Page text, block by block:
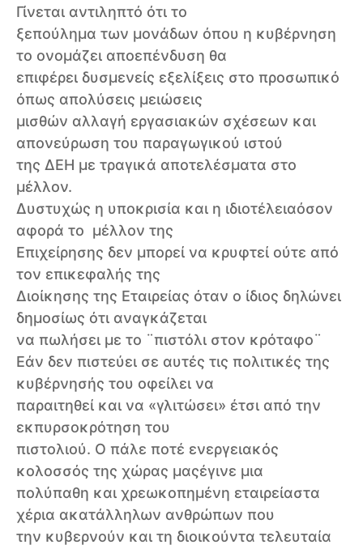
Γίνεται αντιληπτό ότι το
ξεπούλημα των μονάδων όπου η κυβέρνηση
το ονομάζει αποεπένδυση θα
επιφέρει δυσμενείς εξελίξεις στο προσωπικό
όπως απολύσεις μειώσεις
μισθών αλλαγή εργασιακών σχέσεων και
απονεύρωση του παραγωγικού ιστού
της ΔΕΗ με τραγικά αποτελέσματα στο
μέλλον.
Δυστυχώς η υποκρισία και η ιδιοτέλειαόσον
αφορά το μέλλον της
Επιχείρησης δεν μπορεί να κρυφτεί ούτε από
τον επικεφαλής της
Διοίκησης της Εταιρείας όταν ο ίδιος δηλώνει
δημοσίως ότι αναγκάζεται
να πωλήσει με το ¨πιστόλι στον κρόταφο¨
Εάν δεν πιστεύει σε αυτές τις πολιτικές της
κυβέρνησής του οφείλει να
παραιτηθεί και να «γλιτώσει» έτσι από την
εκπυρσοκρότηση του
πιστολιού. Ο πάλε ποτέ ενεργειακός
κολοσσός της χώρας μαςέγινε μια
πολύπαθη και χρεωκοπημένη εταιρείαστα
χέρια ακατάλληλων ανθρώπων που
την κυβερνούν και τη διοικούντα τελευταία